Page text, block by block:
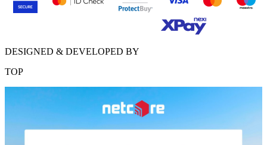
DESIGNED & DEVELOPED BY
TOP